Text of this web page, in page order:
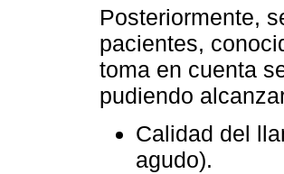
Posteriormente,
pacientes,
toma en cuenta
pudiendo
Calidad del
agudo).